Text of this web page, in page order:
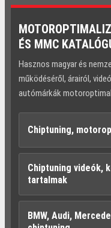
ÉS MMC
Hasznos magyar és
működéséről, árairól,
autómárkák
Chiptuning,
Chiptuning videók,
tartalmak
BMW, Audi,